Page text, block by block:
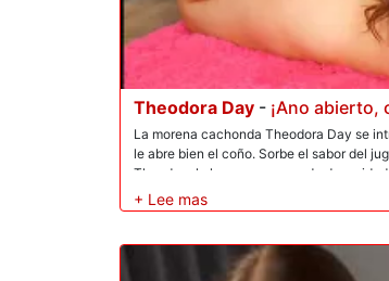
Theodora Day - ¡Ano abierto,
La morena cachonda Theodora Day se
le abre bien el coño. Sorbe el sabor del
Theodora le hace una mamada
le folla el coño a lo perrito. La carne de
naturales adora su gran polla A2M. Se
¡dejándole el culo abierto! Ella lame el
anal y mamadas A2M conducen a un